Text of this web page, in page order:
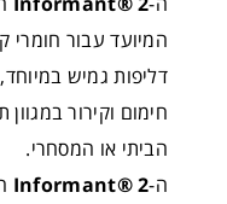
המיועד עבור חומרי
דליפות גמיש
חימום וקירור
הביתי או המסחרי.
ה-Informant® 2